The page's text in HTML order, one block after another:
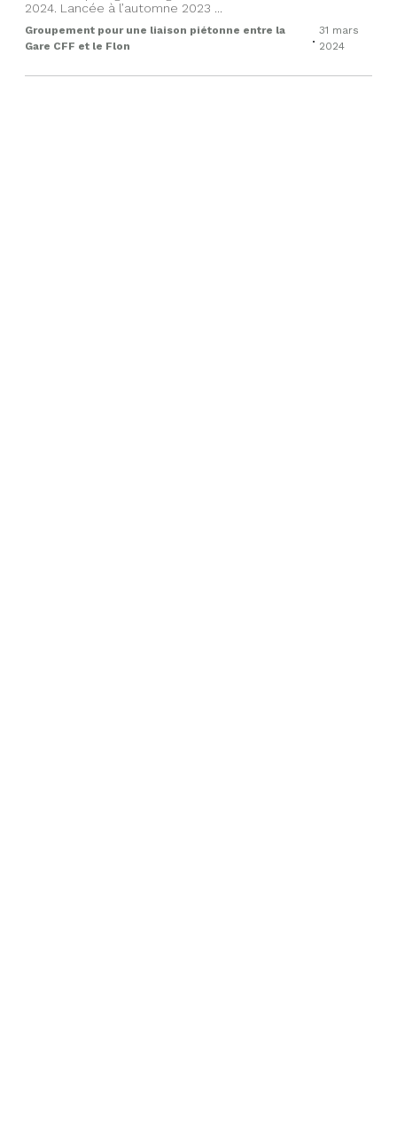
2024. Lancée à l’automne 2023 ...
Groupement pour une liaison piétonne entre la
Gare CFF et le Flon
. 31 mars
2024